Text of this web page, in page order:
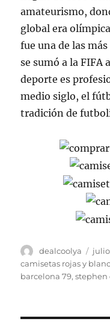
amateurismo,
global era
fue una de las
se sumó a la FIFA
deporte es
medio siglo, el
tradición de
Autor
dealcoolya
el
julio
camisetas rojas y
barcelona 79,stephen